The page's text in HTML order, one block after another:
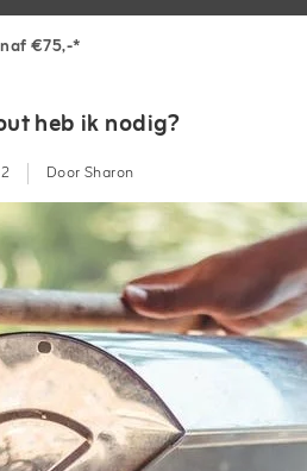
€75,-*
heb ik nodig?
Door Sharon